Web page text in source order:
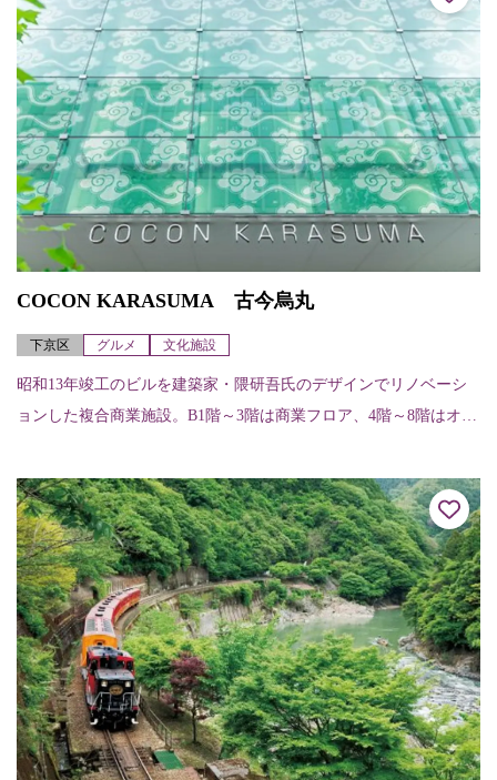
COCON KARASUMA 古今烏丸
下京区 グルメ 文化施設
昭和13年竣工のビルを建築家・隈研吾氏のデザインでリノベーシ
ョンした複合商業施設。B1階～3階は商業フロア、4階～8階はオフ
ついては次の...